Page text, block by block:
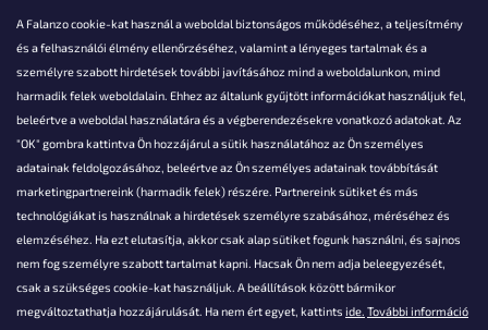
A Falanzo cookie-kat használ a weboldal biztonságos működéséhez, a teljesítmény
és a felhasználói élmény ellenőrzéséhez, valamint a lényeges tartalmak és a
személyre szabott hirdetések további javításához mind a weboldalunkon, mind
harmadik felek weboldalain. Ehhez az általunk gyűjtött információkat használjuk fel,
beleértve a weboldal használatára és a végberendezésekre vonatkozó adatokat. Az
"OK" gombra kattintva Ön hozzájárul a sütik használatához az Ön személyes
adatainak feldolgozásához, beleértve az Ön személyes adatainak továbbítását
marketingpartnereink (harmadik felek) részére. Partnereink sütiket és más
technológiákat is használnak a hirdetések személyre szabásához, méréséhez és
elemzéséhez. Ha ezt elutasítja, akkor csak alap sütiket fogunk használni, és sajnos
nem fog személyre szabott tartalmat kapni. Hacsak Ön nem adja beleegyezését,
csak a szükséges cookie-kat használjuk. A beállítások között bármikor
megváltoztathatja hozzájárulását. Ha nem ért egyet, kattints ide. További információ
Akarsz kérdezni valamit?
info@falanzo.hu